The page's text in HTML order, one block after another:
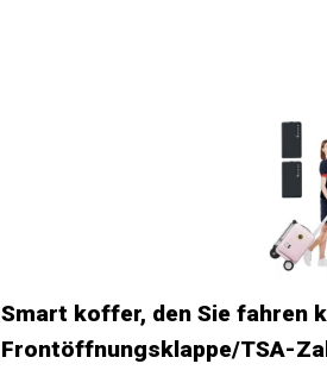
Smart koffer, den Sie fahren
Frontöffnungsklappe/TSA-